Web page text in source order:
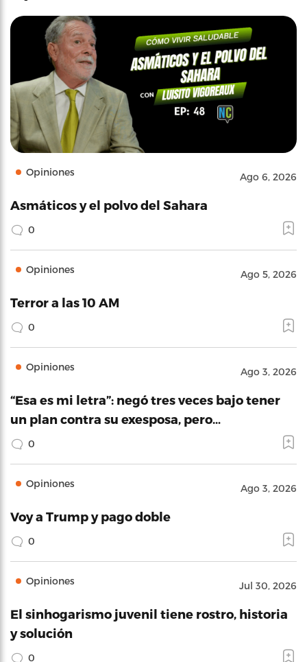
Opiniones Ago 6, 2026
Asmáticos y el polvo del Sahara
0
Opiniones Ago 5, 2026
Terror a las 10 AM
0
Opiniones Ago 3, 2026
“Esa es mi letra”: negó tres veces bajo tener
un plan contra su exesposa, pero…
0
Opiniones Ago 3, 2026
Voy a Trump y pago doble
0
Opiniones Jul 30, 2026
El sinhogarismo juvenil tiene rostro, historia
y solución
0